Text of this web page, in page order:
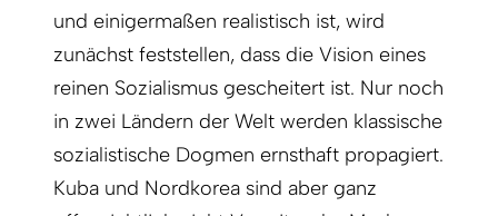
und einigermaßen realistisch ist, wird
zunächst feststellen, dass die Vision eines
reinen Sozialismus gescheitert ist. Nur noch
in zwei Ländern der Welt werden klassische
sozialistische Dogmen ernsthaft propagiert.
Kuba und Nordkorea sind aber ganz